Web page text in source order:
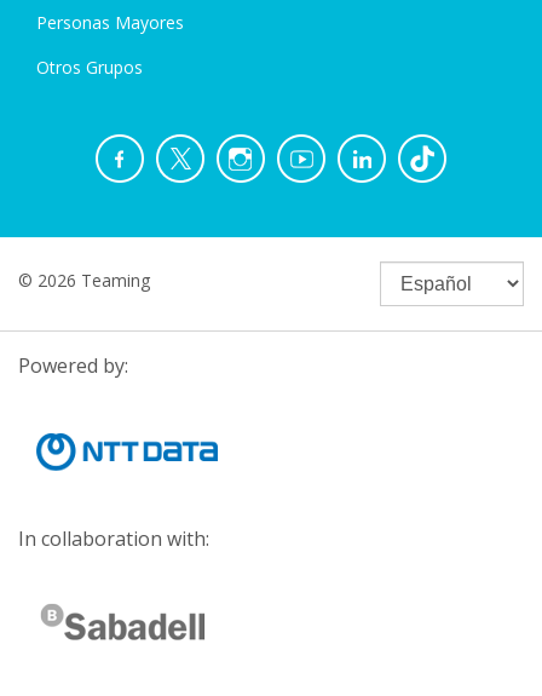
Personas Mayores
Otros Grupos
© 2026 Teaming
Powered by:
In collaboration with: